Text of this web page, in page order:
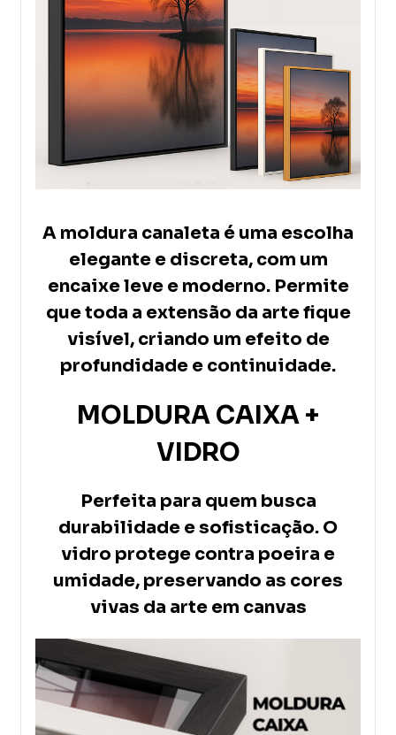
A moldura canaleta é uma escolha
elegante e discreta, com um
encaixe leve e moderno. Permite
que toda a extensão da arte fique
visível, criando um efeito de
profundidade e continuidade.
MOLDURA CAIXA +
VIDRO
Perfeita para quem busca
durabilidade e sofisticação. O
vidro protege contra poeira e
umidade, preservando as cores
vivas da arte em canvas